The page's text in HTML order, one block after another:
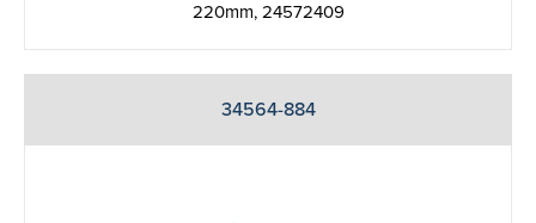
220mm, 24572409
34564-884